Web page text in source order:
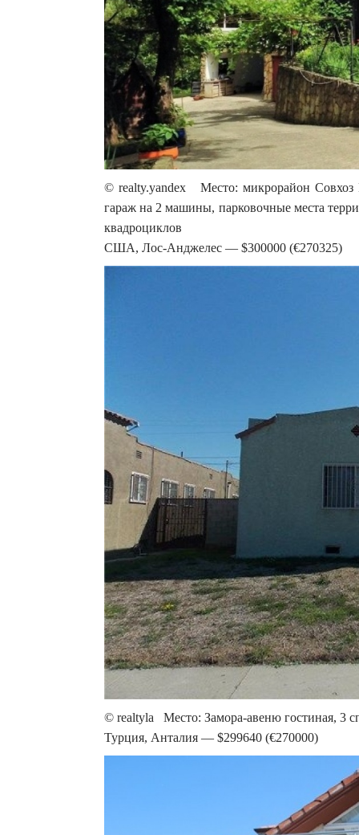
© realty.yandex Место: микрорайон Совхоз
гараж на 2 машины, парковочные места
квадроциклов
США, Лос-Анджелес — $300000 (€270325)
© realtyla Место: Замора-авеню гостиная, 3
Турция, Анталия — $299640 (€270000)